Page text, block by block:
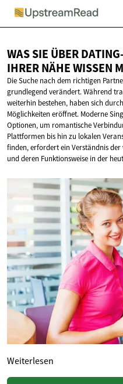
WAS SIE ÜBER
IHRER NÄHEWISSEN
Die Suche nach dem richtigen
grundlegend verändert. Während
weiterhin bestehen, haben sich
Möglichkeiten eröffnet. Moderne
Optionen, um romantische
Plattformen bis hin zu lokalen
finden, erfordert ein Verständnis
und deren Funktionsweise in der
Weiterlesen